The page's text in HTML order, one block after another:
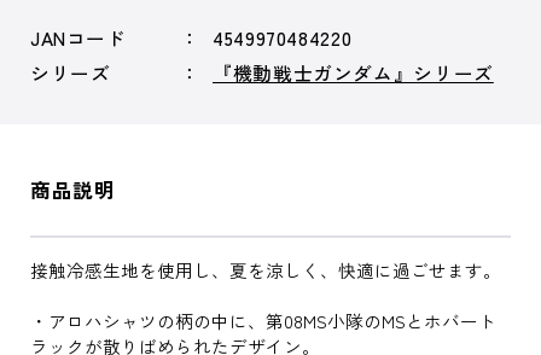
JANコード
4549970484220
シリーズ
『機動戦士ガンダム』シリーズ
商品説明
接触冷感生地を使用し、夏を涼しく、快適に過ごせます。
・アロハシャツの柄の中に、第08MS小隊のMSとホバート
ラックが散りばめられたデザイン。